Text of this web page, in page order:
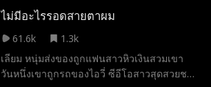
คือซีอีโอผู้สันโดษผู้เป็นพ่อของลูกสาวเธอโดย
ไม่มีอะไรรอดสายตาผม
61.6k
1.3k
เลียม หนุ่มส่งของถูกแฟนสาวหิวเงินสวมเขา
วันหนึ่งเขาถูกรถของไอวี่ ซีอีโอสาวสุดสวยชน